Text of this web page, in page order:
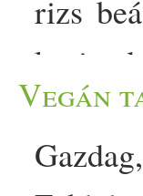
rizs
Vegán